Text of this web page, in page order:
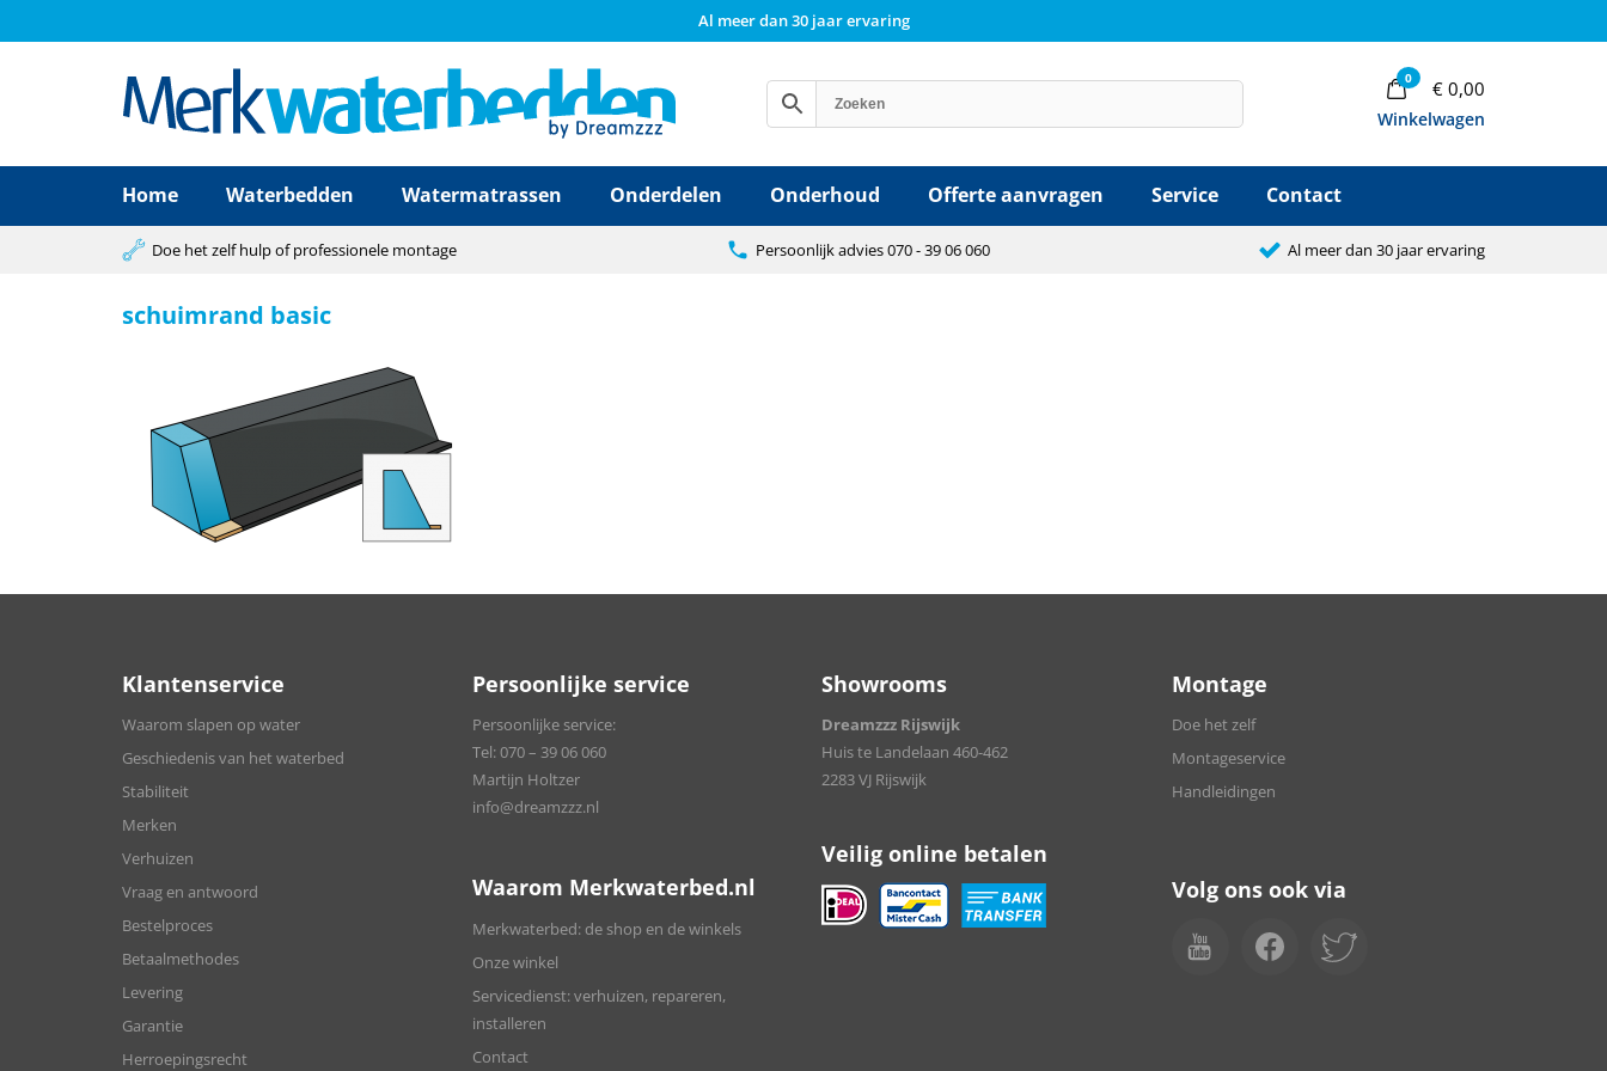
Al meer dan 30 jaar ervaring
0 €0,00
Winkelwagen
Home Waterbedden Watermatrassen Onderdelen Onderhoud Offerte aanvragen Service Contact
Doe het zelf hulp of professionele montage Persoonlijk advies 070 - 39 06 060 Al meer dan 30 jaar ervaring
schuimrand basic
Klantenservice
Waarom slapen op water
Geschiedenis van het waterbed
Stabiliteit
Merken
Verhuizen
Vraag en antwoord
Bestelproces
Betaalmethodes
Levering
Garantie
Herroepingsrecht
Persoonlijke service
Persoonlijke service:
Tel:070 – 39 06 060
Martijn Holtzer
info@dreamzzz.nl
Waarom Merkwaterbed.nl
Merkwaterbed: de shop en de winkels
Onze winkel
Servicedienst: verhuizen, repareren,
installeren
Contact
Showrooms
Dreamzzz Rijswijk
Huis te Landelaan 460-462
2283 VJ Rijswijk
Veilig online betalen
Montage
Doe het zelf
Montageservice
Handleidingen
Volg ons ook via